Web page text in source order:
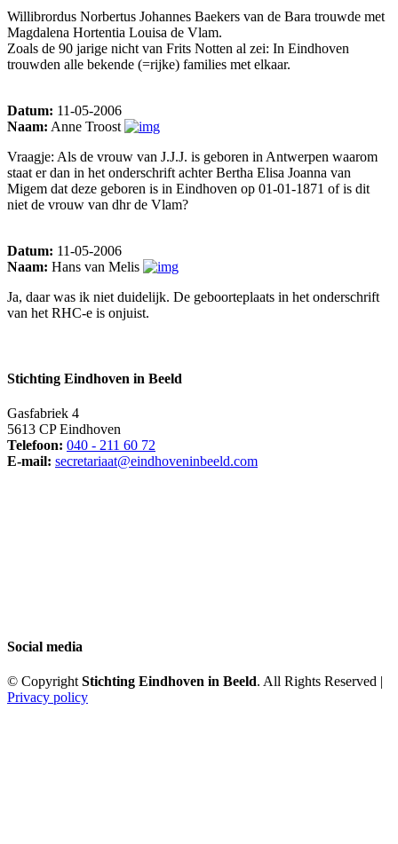
Willibrordus Norbertus Johannes Baekers van de Bara trouwde met
Magdalena Hortentia Louisa de Vlam.
Zoals de 90 jarige nicht van Frits Notten al zei: In Eindhoven
trouwden alle bekende (=rijke) families met elkaar.
Datum: 11-05-2006
Naam: Anne Troost
Vraagje: Als de vrouw van J.J.J. is geboren in Antwerpen waarom
staat er dan in het onderschrift achter Bertha Elisa Joanna van
Migem dat deze geboren is in Eindhoven op 01-01-1871 of is dit
niet de vrouw van dhr de Vlam?
Datum: 11-05-2006
Naam: Hans van Melis
Ja, daar was ik niet duidelijk. De geboorteplaats in het onderschrift
van het RHC-e is onjuist.
Stichting Eindhoven in Beeld
Gasfabriek 4
5613 CP Eindhoven
Telefoon: 040 - 211 60 72
E-mail: secretariaat@eindhoveninbeeld.com
Social media
© Copyright Stichting Eindhoven in Beeld. All Rights Reserved |
Privacy policy